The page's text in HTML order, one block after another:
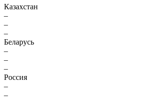
Казахстан
–
–
–
Беларусь
–
–
–
Россия
–
–